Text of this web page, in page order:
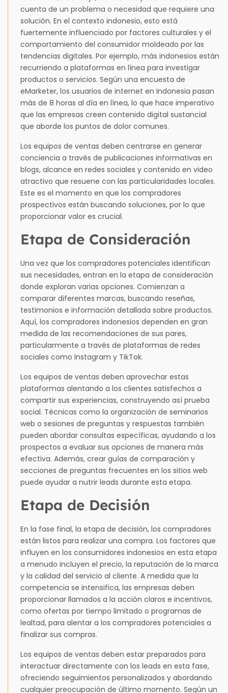
cuenta de un problema o necesidad que requiere una
solución. En el contexto indonesio, esto está
fuertemente influenciado por factores culturales y el
comportamiento del consumidor moldeado por las
tendencias digitales. Por ejemplo, más indonesios están
recurriendo a plataformas en línea para investigar
productos o servicios. Según una encuesta de
eMarketer, los usuarios de internet en Indonesia pasan
más de 8 horas al día en línea, lo que hace imperativo
que las empresas creen contenido digital sustancial
que aborde los puntos de dolor comunes.
Los equipos de ventas deben centrarse en generar
conciencia a través de publicaciones informativas en
blogs, alcance en redes sociales y contenido en video
atractivo que resuene con las particularidades locales.
Este es el momento en que los compradores
prospectivos están buscando soluciones, por lo que
proporcionar valor es crucial.
Etapa de Consideración
Una vez que los compradores potenciales identifican
sus necesidades, entran en la etapa de consideración
donde exploran varias opciones. Comienzan a
comparar diferentes marcas, buscando reseñas,
testimonios e información detallada sobre productos.
Aquí, los compradores indonesios dependen en gran
medida de las recomendaciones de sus pares,
particularmente a través de plataformas de redes
sociales como Instagram y TikTok.
Los equipos de ventas deben aprovechar estas
plataformas alentando a los clientes satisfechos a
compartir sus experiencias, construyendo así prueba
social. Técnicas como la organización de seminarios
web o sesiones de preguntas y respuestas también
pueden abordar consultas específicas, ayudando a los
prospectos a evaluar sus opciones de manera más
efectiva. Además, crear guías de comparación y
secciones de preguntas frecuentes en los sitios web
puede ayudar a nutrir leads durante esta etapa.
Etapa de Decisión
En la fase final, la etapa de decisión, los compradores
están listos para realizar una compra. Los factores que
influyen en los consumidores indonesios en esta etapa
a menudo incluyen el precio, la reputación de la marca
y la calidad del servicio al cliente. A medida que la
competencia se intensifica, las empresas deben
proporcionar llamados a la acción claros e incentivos,
como ofertas por tiempo limitado o programas de
lealtad, para alentar a los compradores potenciales a
finalizar sus compras.
Los equipos de ventas deben estar preparados para
interactuar directamente con los leads en esta fase,
ofreciendo seguimientos personalizados y abordando
cualquier preocupación de último momento. Según un